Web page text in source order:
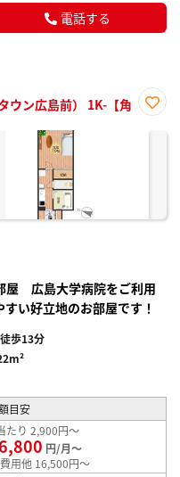
電話する
ウン広島前） 1K-【角
に入
屋 広島大学病院をご利用
い好立地のお部屋です！
歩13分
目安
たり 2,900円～
円/月～
用他 16,500円～